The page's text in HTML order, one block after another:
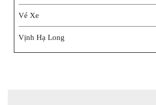
Vé Xe
Vịnh Hạ Long